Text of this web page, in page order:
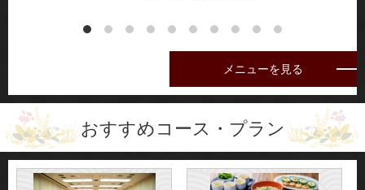
メニューを見る
おすすめコース・プラン